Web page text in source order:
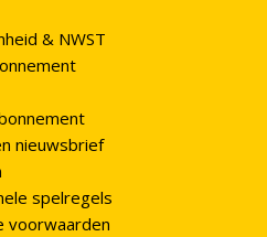
& NWST
nieuwsbrief
spelregels
voorwaarden